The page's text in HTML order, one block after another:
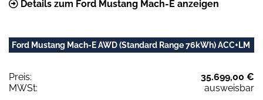
Details zum Ford Mustang Mach-E anzeigen
Ford Mustang Mach-E AWD (Standard Range 76kWh) ACC+LM
Preis:
35.699,00 €
MWSt:
ausweisbar